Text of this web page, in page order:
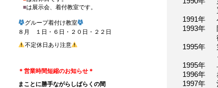
1991年
1993年
1995年
1995年
1996年
1997年
■は展示会、着付教室です。
グループ着付け教室
８月 １日・６日・２０日・２２日
不定休日あり注意
＊営業時間短縮のお知らせ＊
まことに勝手ながらしばらくの間